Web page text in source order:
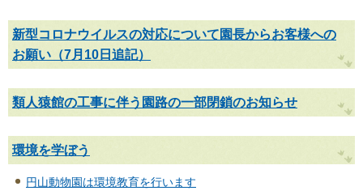
新型コロナウイルスの対応について園長からお客様への
お願い（7月10日追記）
類人猿館の工事に伴う園路の一部閉鎖のお知らせ
環境を学ぼう
円山動物園は環境教育を行います